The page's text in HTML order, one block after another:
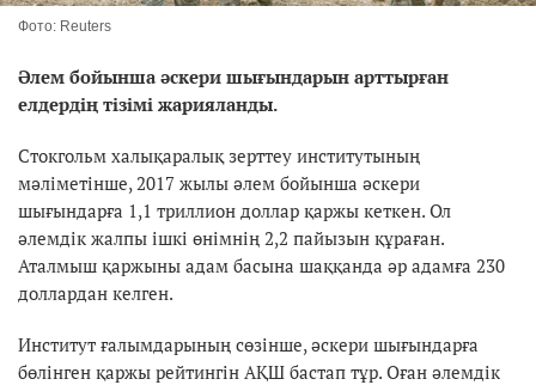
Фото: Reuters
Әлем бойынша әскери шығындарын арттырған
елдердің тізімі жарияланды.
Стокгольм халықаралық зерттеу институтының
мәліметінше, 2017 жылы әлем бойынша әскери
шығындарға 1,1 триллион доллар қаржы кеткен. Ол
әлемдік жалпы ішкі өнімнің 2,2 пайызын құраған.
Аталмыш қаржыны адам басына шаққанда әр адамға 230
доллардан келген.
Институт ғалымдарының сөзінше, әскери шығындарға
бөлінген қаржы рейтингін АҚШ бастап тұр. Оған әлемдік